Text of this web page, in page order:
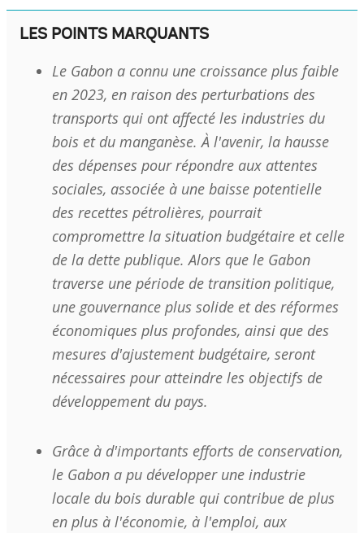
LES POINTS MARQUANTS
Le Gabon a connu une croissance plus faible
en 2023, en raison des perturbations des
transports qui ont affecté les industries du
bois et du manganèse. À l'avenir, la hausse
des dépenses pour répondre aux attentes
sociales, associée à une baisse potentielle
des recettes pétrolières, pourrait
compromettre la situation budgétaire et celle
de la dette publique. Alors que le Gabon
traverse une période de transition politique,
une gouvernance plus solide et des réformes
économiques plus profondes, ainsi que des
mesures d'ajustement budgétaire, seront
nécessaires pour atteindre les objectifs de
développement du pays.
Grâce à d'importants efforts de conservation,
le Gabon a pu développer une industrie
locale du bois durable qui contribue de plus
en plus à l'économie, à l'emploi, aux